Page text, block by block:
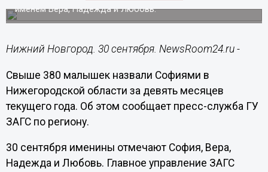
именем Вера, Надежда и Любовь.
Нижний Новгород. 30 сентября. NewsRoom24.ru -
Свыше 380 малышек назвали Софиями в
Нижегородской области за девять месяцев
текущего года. Об этом сообщает пресс-служба ГУ
ЗАГС по региону.
30 сентября именины отмечают София, Вера,
Надежда и Любовь. Главное управление ЗАГС